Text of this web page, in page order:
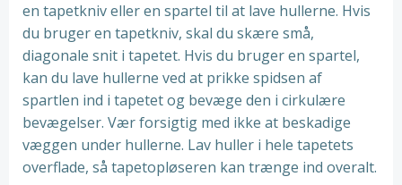
en tapetkniv eller en spartel til at lave hullerne. Hvis
du bruger en tapetkniv, skal du skære små,
diagonale snit i tapetet. Hvis du bruger en spartel,
kan du lave hullerne ved at prikke spidsen af
spartlen ind i tapetet og bevæge den i cirkulære
bevægelser. Vær forsigtig med ikke at beskadige
væggen under hullerne. Lav huller i hele tapetets
overflade, så tapetopløseren kan trænge ind overalt.